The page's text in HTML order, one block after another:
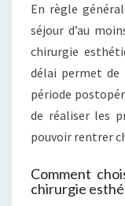
En règle
séjour d’au
chirurgie
délai permet de
période
de réaliser les
pouvoir rentrer
Comment
chirurgie